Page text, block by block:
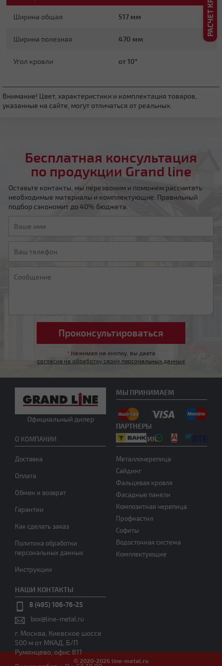
Ширина общая 517 мм
Ширина полезная 470 мм
Угол кровли от 10°
Внимание! Цвет, характеристики и комплектация товаров,
указанные на сайте, могут отличаться от реальных.
Бесплатная консультация
по продукции Grand line
Оставьте контакты, мы перезвоним и поможем рассчитать
необходимые материалы и комплектующие. Правильный
подбор сэкономит до 40% бюджета.
* Нажимая на кнопку, вы даете
согласие на обработку своих персональных данных
Официальный дилер
НАШИ КОНТАКТЫ
8 (495) 106-76-25
box@line-metal.ru
г. Москва, Киевское шоссе
500 м от МКАД, Б/П
Румянцево, офис 811
О КОМПАНИИ
Доставка
Оплата
Обмен и возврат
Гарантии
Как сделать заказ
Политика обработки
персональных данных
Инструкции
ПРОДУКЦИЯ
Металлочерепица
Сайдинг
Фальцевая кровля
Фасадные панели
Композитная черепица
Профнастил
Софиты
Водосточная система
Комплектующие
МЫ ПРИНИМАЕМ
ПАРТНЕРЫ
© 2020-2026 line-metal.ru
Четырехскатная вальмовая
Четырехскатная шатровая
Другой тип крыши
Нужна консультация